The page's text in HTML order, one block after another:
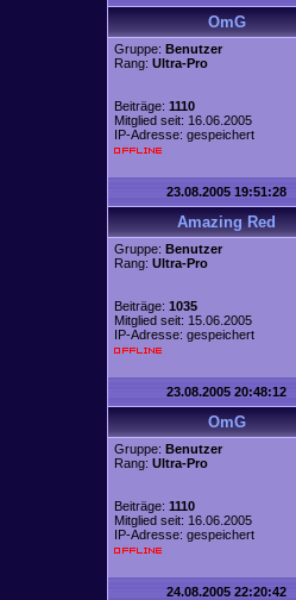
OmG
Gruppe: Benutzer
Rang: Ultra-Pro
Beiträge: 1110
Mitglied seit: 16.06.2005
IP-Adresse: gespeichert
23.08.2005 19:51:28
Amazing Red
Gruppe: Benutzer
Rang: Ultra-Pro
Beiträge: 1035
Mitglied seit: 15.06.2005
IP-Adresse: gespeichert
23.08.2005 20:48:12
OmG
Gruppe: Benutzer
Rang: Ultra-Pro
Beiträge: 1110
Mitglied seit: 16.06.2005
IP-Adresse: gespeichert
24.08.2005 22:20:42